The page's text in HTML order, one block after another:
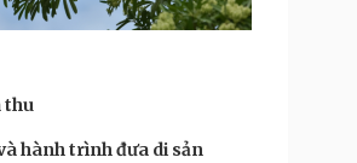
thu
hành trình đưa di sản